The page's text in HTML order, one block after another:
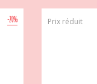
-20% Prix réduit